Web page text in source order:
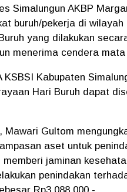
Simalungun AKBP
buruh/pekerja di
yang dilakukan
menerima cendera
Kabupaten
Hari Buruh dapat
Gultom
aset untuk
jaminan
penindakan